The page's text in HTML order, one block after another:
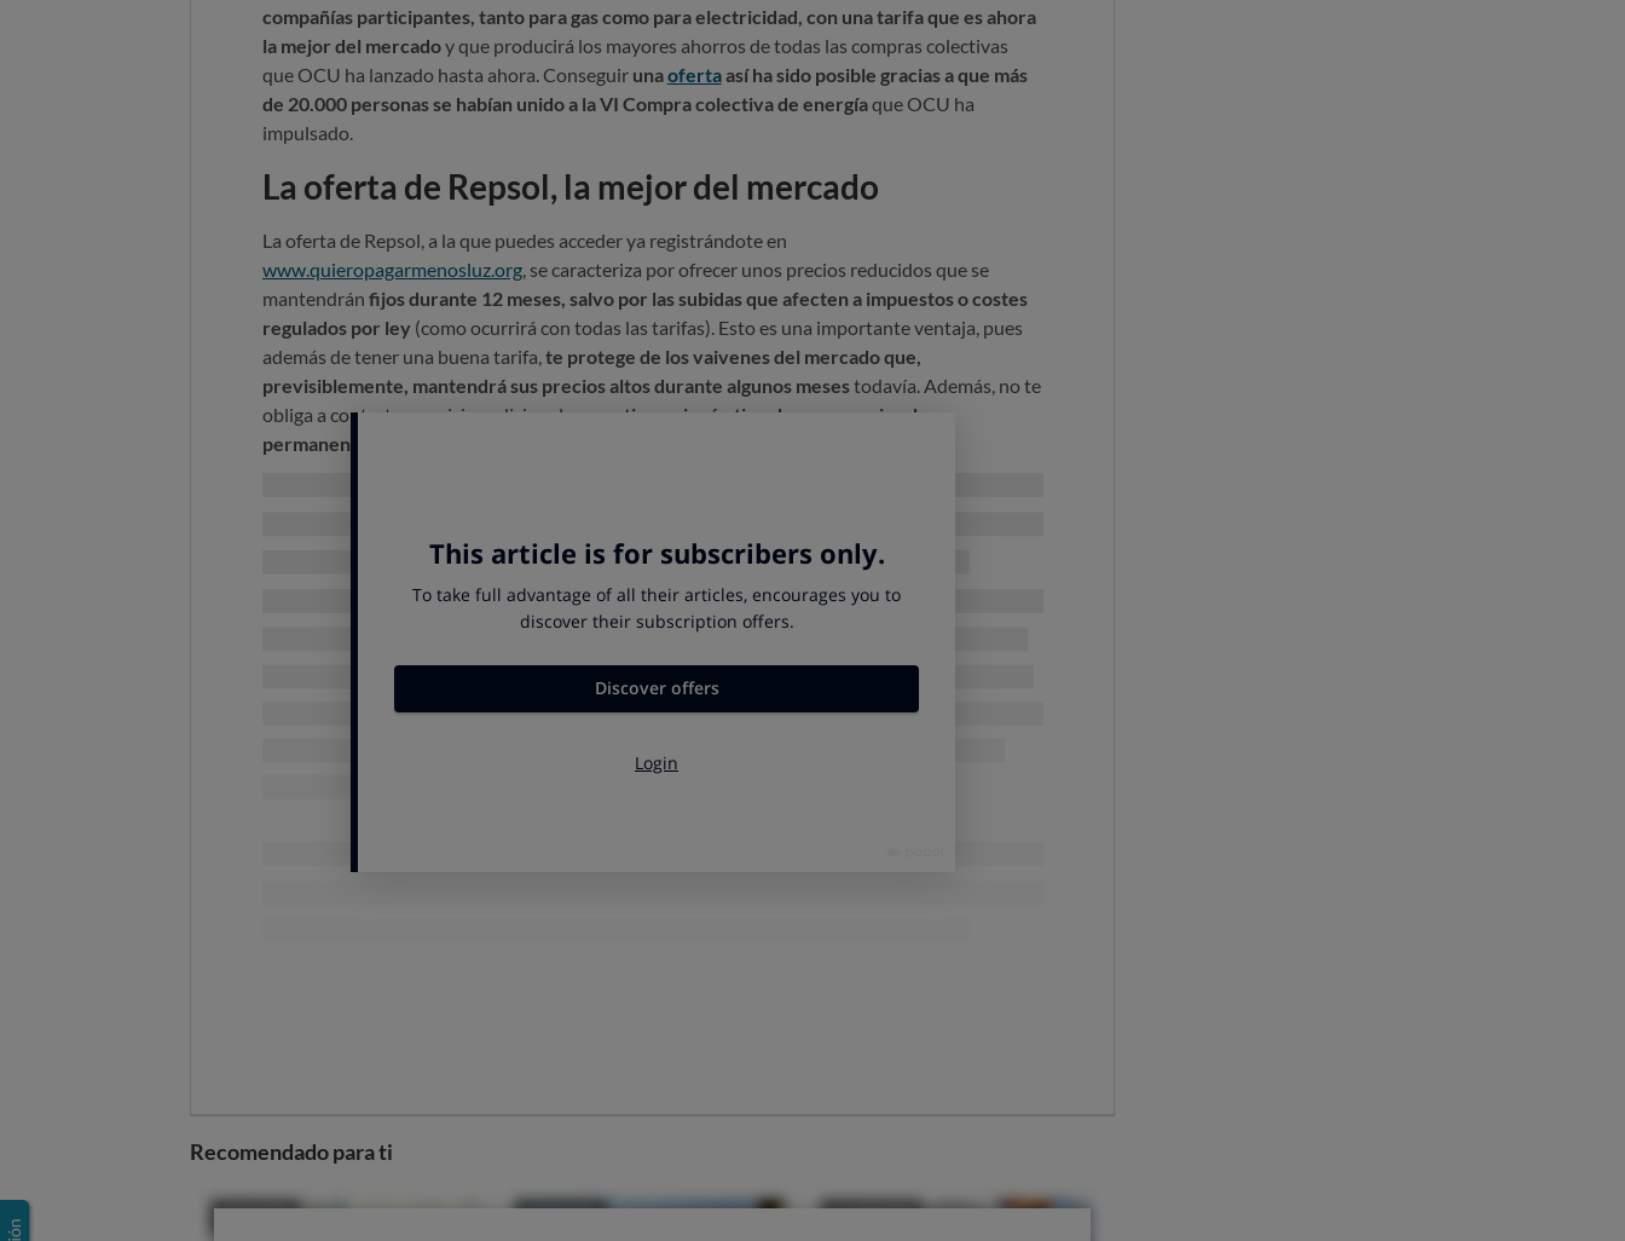
compañías participantes, tanto para gas como para electricidad, con una tarifa que es ahora
la mejor del mercadoy que producirá los mayores ahorros de todas las compras colectivas
que OCU ha lanzado hasta ahora. Conseguir unaofertaasí ha sido posible gracias a que más
de 20.000 personas se habían unido a la VI Compra colectiva de energíaque OCU ha
impulsado.
La oferta de Repsol, la mejor del mercado
La oferta de Repsol, a la que puedes acceder ya registrándote en
www.quieropagarmenosluz.org, se caracteriza por ofrecer unos precios reducidos que se
mantendrán fijos durante 12 meses, salvo por las subidas que afecten a impuestos o costes
regulados por ley (como ocurrirá con todas las tarifas). Esto es una importante ventaja, pues
además de tener una buena tarifa, te protege de los vaivenes del mercado que,
previsiblemente, mantendrá sus precios altos durante algunos mesestodavía. Además, no te
obliga a contratar servicios adicionales y
no tiene ningún tipo de compromiso de
permanencia
Estas son sus características principales:
Mismo preciolas 24 horas del día: no tienes que preocuparte de a qué hora haces el
si es mucho o poco? En la primera quincena de 2022 la tarifa regulada PVPC ha tenido un
precio medio de 0,276 kWh (casi tres veces más) y en el mercado es difícil encontrar precios
(excepto valores regulados)durante 12 meses.
Disponible también para hogares que ya son de Repsol.
Sin permanencia.
Sin obligación de contratar servicios adicionales:podrás contratar tus revisiones y
Recomendado para ti